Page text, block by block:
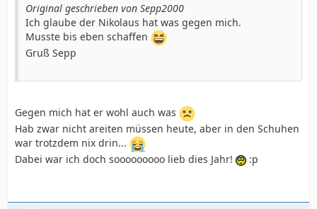
Original geschrieben von Sepp2000
Ich glaube der Nikolaus hat was gegen mich.
Musste bis eben schaffen
Gruß Sepp
Gegen mich hat er wohl auch was
Hab zwar nicht areiten müssen heute, aber in den Schuhen
war trotzdem nix drin...
Dabei war ich doch sooooooooo lieb dies Jahr!
:p